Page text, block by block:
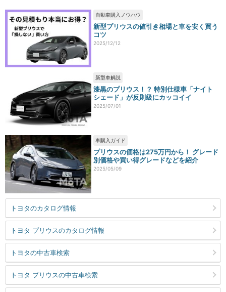
自動車購入ノウハウ
新型プリウスの値引き相場と車を安く買う
コツ
2025/12/12
新型車解説
漆黒のプリウス！？ 特別仕様車「ナイト
シェード」が反則級にカッコイイ
2025/07/01
車購入ガイド
プリウスの価格は275万円から！ グレード
別価格や買い得グレードなどを紹介
2025/05/09
トヨタのカタログ情報
トヨタ プリウスのカタログ情報
トヨタの中古車検索
トヨタ プリウスの中古車検索